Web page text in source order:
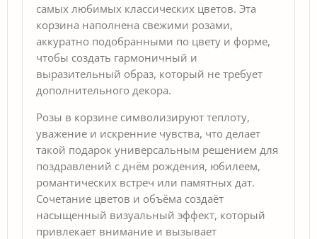
самых любимых классических цветов. Эта
корзина наполнена свежими розами,
аккуратно подобранными по цвету и форме,
чтобы создать гармоничный и
выразительный образ, который не требует
дополнительного декора.
Розы в корзине символизируют теплоту,
уважение и искренние чувства, что делает
такой подарок универсальным решением для
поздравлений с днём рождения, юбилеем,
романтических встреч или памятных дат.
Сочетание цветов и объёма создаёт
насыщенный визуальный эффект, который
привлекает внимание и вызывает